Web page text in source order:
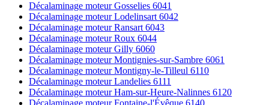
Décalaminage moteur Gosselies 6041
Décalaminage moteur Lodelinsart 6042
Décalaminage moteur Ransart 6043
Décalaminage moteur Roux 6044
Décalaminage moteur Gilly 6060
Décalaminage moteur Montignies-sur-Sambre 6061
Décalaminage moteur Montigny-le-Tilleul 6110
Décalaminage moteur Landelies 6111
Décalaminage moteur Ham-sur-Heure-Nalinnes 6120
Décalaminage moteur Fontaine-l'Évêque 6140